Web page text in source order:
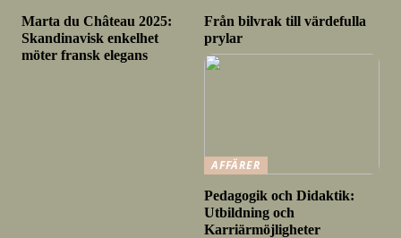
Marta du Château 2025:
Skandinavisk enkelhet
möter fransk elegans
Från bilvrak till värdefulla
prylar
AFFÄRER
Pedagogik och Didaktik:
Utbildning och
Karriärmöjligheter